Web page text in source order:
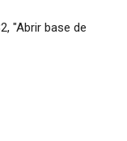
"Abrir base de